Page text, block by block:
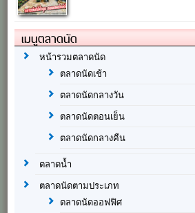
เมนูตลาดนัด
หน้ารวมตลาดนัด
ตลาดนัดเช้า
ตลาดนัดกลางวัน
ตลาดนัดตอนเย็น
ตลาดนัดกลางคืน
ตลาดน้ำ
ตลาดนัดตามประเภท
ตลาดนัดออฟฟิศ